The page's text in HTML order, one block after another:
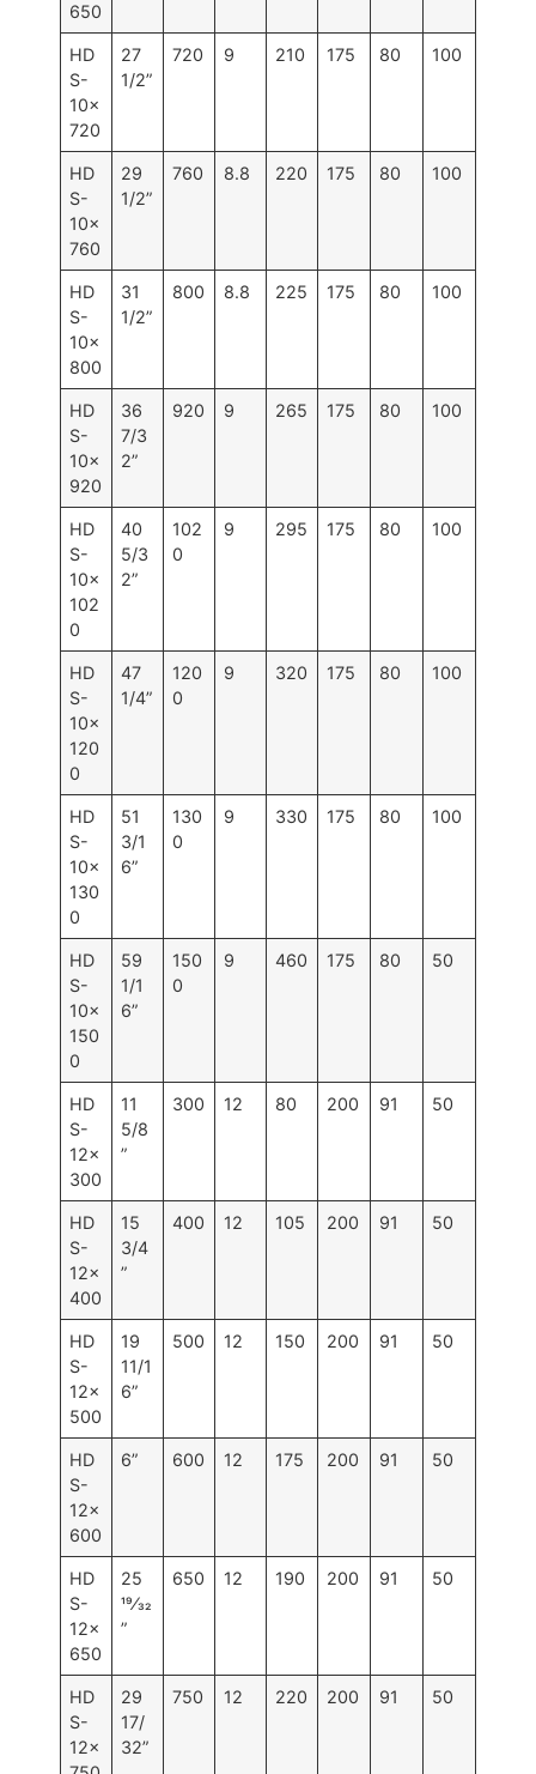
650
HD
S-
10×
720
27
1/2”
720 9 210 175 80 100
HD
S-
10×
760
29
1/2”
760 8.8 220 175 80 100
HD
S-
10×
800
31
1/2”
800 8.8 225 175 80 100
HD
S-
10×
920
36
7/3
2”
920 9 265 175 80 100
HD
S-
10×
102
0
40
5/3
2”
102
0
9 295 175 80 100
HD
S-
10×
120
0
47
1/4”
120
0
9 320 175 80 100
HD
S-
10×
130
0
51
3/1
6”
130
0
9 330 175 80 100
HD
S-
10×
150
0
59
1/1
6”
150
0
9 460 175 80 50
HD
S-
12×
300
11
5/8
”
300 12 80 200 91 50
HD
S-
12×
400
15
3/4
”
400 12 105 200 91 50
HD
S-
12×
500
19
11/1
6”
500 12 150 200 91 50
HD
S-
12×
600
6” 600 12 175 200 91 50
HD
S-
12×
650
25
19⁄32
”
650 12 190 200 91 50
HD
S-
12×
29
17/
32”
750 12 220 200 91 50